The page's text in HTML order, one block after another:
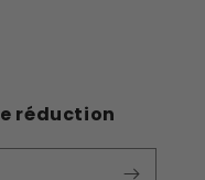
réduction